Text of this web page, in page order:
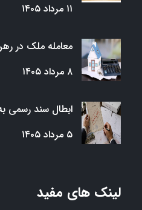
۱۱ مرداد ۱۴۰۵
معامله ملک در
۸ مرداد ۱۴۰۵
ابطال سند رسمی
۵ مرداد ۱۴۰۵
لینک های مفید